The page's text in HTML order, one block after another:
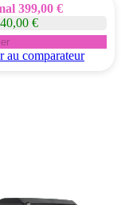
399,00 €
€
au comparateur